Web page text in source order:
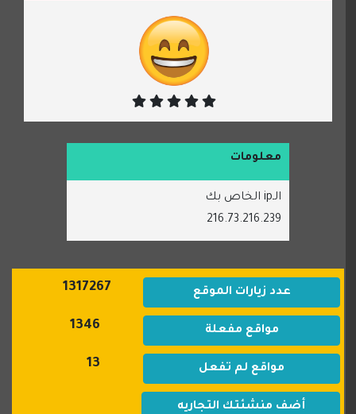
معلومات
الـip الخاص بك
216.73.216.239
عدد زيارات الموقع 1317267
مواقع مفعلة 1346
مواقع لم تفعل 13
أضف منشئتك التجاريه